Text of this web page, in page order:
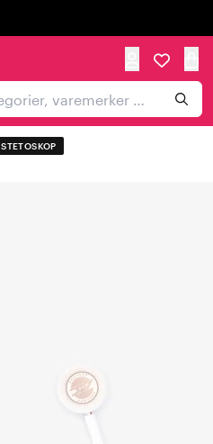
STETOSKOP